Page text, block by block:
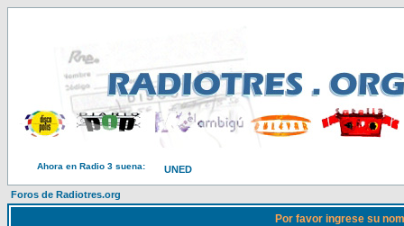
Ahora en Radio 3 suena: UNED
Foros de Radiotres.org
Por favor ingrese su